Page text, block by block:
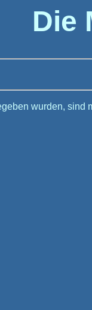
Die
wurden, sind